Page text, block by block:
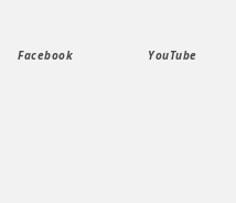
Facebook YouTube